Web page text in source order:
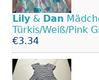
Lily & Dan
Türkis/Weiß/Pink
€3.34